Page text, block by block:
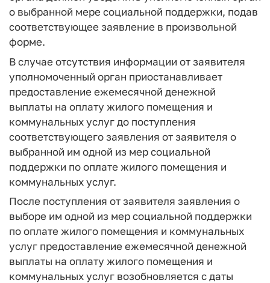
о выбранной мере социальной поддержки, подав
соответствующее заявление в произвольной
форме.
В случае отсутствия информации от заявителя
уполномоченный орган приостанавливает
предоставление ежемесячной денежной
выплаты на оплату жилого помещения и
коммунальных услуг до поступления
соответствующего заявления от заявителя о
выбранной им одной из мер социальной
поддержки по оплате жилого помещения и
коммунальных услуг.
После поступления от заявителя заявления о
выборе им одной из мер социальной поддержки
по оплате жилого помещения и коммунальных
услуг предоставление ежемесячной денежной
выплаты на оплату жилого помещения и
коммунальных услуг возобновляется с даты